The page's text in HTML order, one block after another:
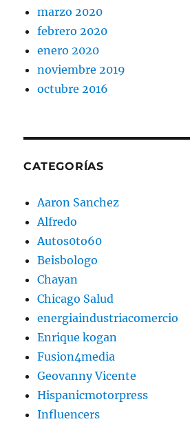
marzo 2020
febrero 2020
enero 2020
noviembre 2019
octubre 2016
CATEGORÍAS
Aaron Sanchez
Alfredo
Autos0to60
Beisbologo
Chayan
Chicago Salud
energiaindustriacomercio
Enrique kogan
Fusion4media
Geovanny Vicente
Hispanicmotorpress
Influencers